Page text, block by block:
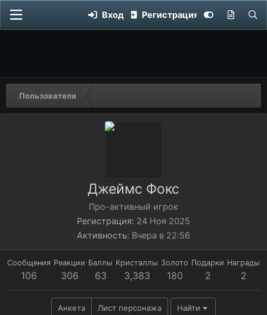
Вход Регистрация
Пользователи
Джеймс Фокс
Про-активный игрок
Регистрация 24 Ноя 2025
Активность Вчера в 22:56
Сообщения
106
Реакции
306
Баллы
63
Кристаллы
3,383
Золото
180
Подарки
2
Награды
2
Анкета Лист персонажа Найти